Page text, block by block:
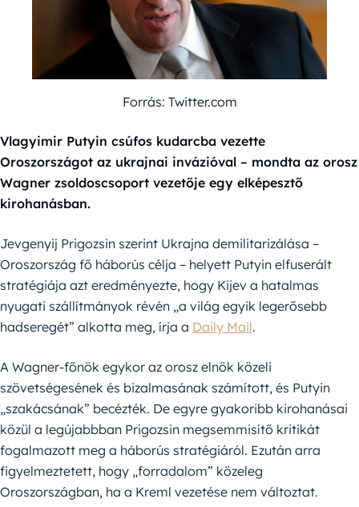
Forrás: Twitter.com
Vlagyimir Putyin csúfos kudarcba vezette
Oroszországot az ukrajnai invázióval – mondta az orosz
Wagner zsoldoscsoport vezetője egy elképesztő
kirohanásban.
Jevgenyij Prigozsin szerint Ukrajna demilitarizálása –
Oroszország fő háborús célja – helyett Putyin elfuserált
stratégiája azt eredményezte, hogy Kijev a hatalmas
nyugati szállítmányok révén „a világ egyik legerősebb
hadseregét” alkotta meg, írja a Daily Mail.
A Wagner-főnök egykor az orosz elnök közeli
szövetségesének és bizalmasának számított, és Putyin
„szakácsának” becézték. De egyre gyakoribb kirohanásai
közül a legújabbban Prigozsin megsemmisítő kritikát
fogalmazott meg a háborús stratégiáról. Ezután arra
figyelmeztetett, hogy „forradalom” közeleg
Oroszországban, ha a Kreml vezetése nem változtat.